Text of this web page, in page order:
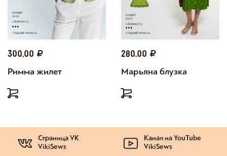
300,00
Римма жилет
280,00
Марьяна блузка
Страница VK
VikiSews
Канал на YouTube
VikiSews